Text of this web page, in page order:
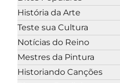
História da Arte
Teste sua Cultura
Notícias do Reino
Mestres da Pintura
Historiando Canções